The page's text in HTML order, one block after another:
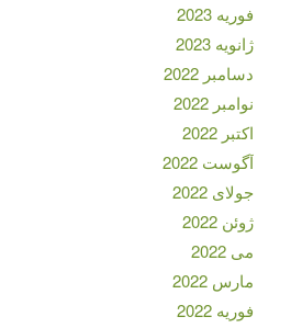
فوریه 2023
ژانویه 2023
دسامبر 2022
نوامبر 2022
اکتبر 2022
آگوست 2022
جولای 2022
ژوئن 2022
می 2022
مارس 2022
فوریه 2022